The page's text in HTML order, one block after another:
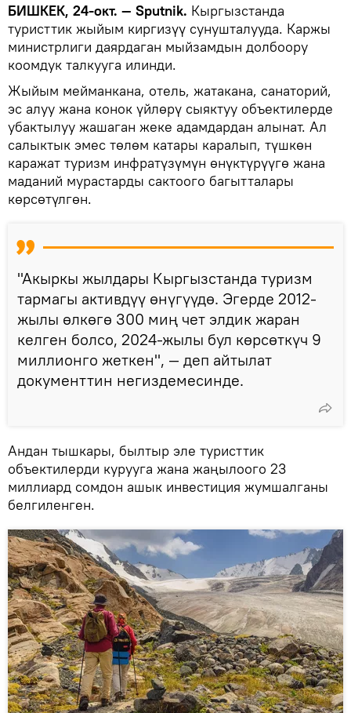
БИШКЕК, 24-окт. — Sputnik. Кыргызстанда
туристтик жыйым киргизүү сунушталууда. Каржы
министрлиги даярдаган мыйзамдын долбоору
коомдук талкууга илинди.
Жыйым мейманкана, отель, жатакана, санаторий,
эс алуу жана конок үйлөрү сыяктуу объектилерде
убактылуу жашаган жеке адамдардан алынат. Ал
салыктык эмес төлөм катары каралып, түшкөн
каражат туризм инфратүзүмүн өнүктүрүүгө жана
маданий мурастарды сактоого багытталары
көрсөтүлгөн.
"Акыркы жылдары Кыргызстанда туризм
тармагы активдүү өнүгүүдө. Эгерде 2012-
жылы өлкөгө 300 миң чет элдик жаран
келген болсо, 2024-жылы бул көрсөткүч 9
миллионго жеткен", — деп айтылат
документтин негиздемесинде.
Андан тышкары, былтыр эле туристтик
объектилерди курууга жана жаңылоого 23
миллиард сомдон ашык инвестиция жумшалганы
белгиленген.